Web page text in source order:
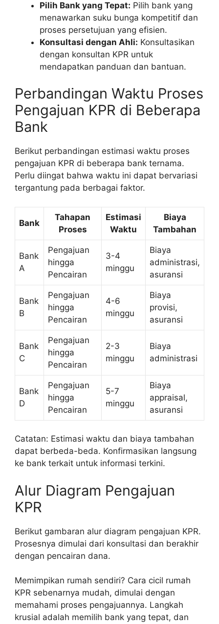
Pilih Bank yang Tepat: Pilih bank yang
menawarkan suku bunga kompetitif dan
proses persetujuan yang efisien.
Konsultasi dengan Ahli: Konsultasikan
dengan konsultan KPR untuk
mendapatkan panduan dan bantuan.
Perbandingan Waktu Proses
Pengajuan KPR di Beberapa
Bank
Berikut perbandingan estimasi waktu proses
pengajuan KPR di beberapa bank ternama.
Perlu diingat bahwa waktu ini dapat bervariasi
tergantung pada berbagai faktor.
Bank
Tahapan
Proses
Estimasi
Waktu
Biaya
Tambahan
Bank
A
Pengajuan
hingga
Pencairan
3-4
minggu
Biaya
administrasi,
asuransi
Bank
B
Pengajuan
hingga
Pencairan
4-6
minggu
Biaya
provisi,
asuransi
Bank
C
Pengajuan
hingga
Pencairan
2-3
minggu
Biaya
administrasi
Bank
D
Pengajuan
hingga
Pencairan
5-7
minggu
Biaya
appraisal,
asuransi
Catatan: Estimasi waktu dan biaya tambahan
dapat berbeda-beda. Konfirmasikan langsung
ke bank terkait untuk informasi terkini.
Alur Diagram Pengajuan
KPR
Berikut gambaran alur diagram pengajuan KPR.
Prosesnya dimulai dari konsultasi dan berakhir
dengan pencairan dana.
Memimpikan rumah sendiri? Cara cicil rumah
KPR sebenarnya mudah, dimulai dengan
memahami proses pengajuannya. Langkah
krusial adalah memilih bank yang tepat, dan